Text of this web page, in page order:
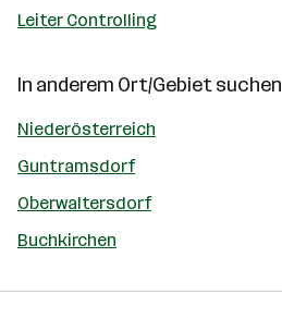
Leiter Controlling
In anderem Ort/Gebiet suchen
Niederösterreich
Guntramsdorf
Oberwaltersdorf
Buchkirchen